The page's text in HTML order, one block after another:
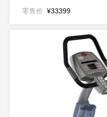
零售价 ¥33399